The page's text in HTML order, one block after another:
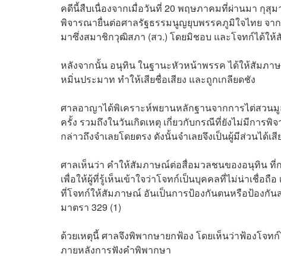
คดีนี้สืบเนื่องจากเมื่อวันที่ 20 พฤษภาคมที่ผ่านมา กุสุ
พิจารณายื่นต่อศาลรัฐธรรมนูญยุบพรรคภูมิใจไทย จา
มาซึ่งสมาชิกวุฒิสภา (สว.) โดยมิชอบ และโจทก์ได้ใ
หลังจากนั้น อนุทิน ในฐานะหัวหน้าพรรค ได้ให้สัมภา
หมิ่นประมาท ทำให้เสียชื่อเสียง และถูกเกลียดชัง
ศาลอาญาได้พิเคราะห์พยานหลักฐานจากการไต่สว
ครั้ง รวมถึงในวันเกิดเหตุ เกี่ยวกับกรณีที่ยังไม่มีการ
กล่าวถึงจำเลยโดยตรง ดังนั้นจำเลยจึงเป็นผู้มีส่วนได้เสี
ศาลเห็นว่า คำให้สัมภาษณ์ต่อสื่อมวลชนของอนุทิน ที่
เพื่อให้ผู้ที่รู้เห็นเข้าใจว่าโจทก์เป็นบุคคลที่ไม่น่าเชื่อ
ที่โจทก์ให้สัมภาษณ์ อันเป็นการป้องกันตนหรือป้องกัน
มาตรา 329 (1)
ด้วยเหตุนี้ ศาลจึงพิพากษายกฟ้อง โดยเห็นว่าฟ้องโจ
ภายหลังการฟังคำพิพากษา